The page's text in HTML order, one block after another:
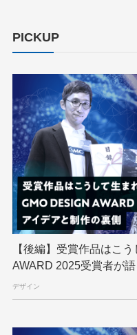
Designship
DevSecOpsThon
Engineering Journey
GMO AI＆ロボティクス商事
GMO DESIGN AWARD
GMO Developers Night
GMO GPUクラウド
GMO kitaQ GMO
GMOアドマーケティング
PICKUP
【後編】受賞作品はこ
AWARD 2025受賞者が
デザイン